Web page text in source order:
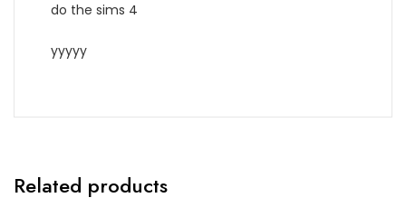
do the sims 4
yyyyy
Related products